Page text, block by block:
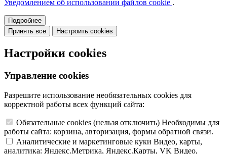
Уведомлением об использовании файлов cookie .
Подробнее
Принять все
Настроить cookies
Настройки cookies
Управление cookies
Разрешите использование необязательных cookies для
корректной работы всех функций сайта:
Обязательные cookies (нельзя отключить) Необходимы для
работы сайта: корзина, авторизация, формы обратной связи.
Аналитические и маркетинговые куки Видео, карты,
аналитика: Яндекс.Метрика, Яндекс.Карты, VK Видео,